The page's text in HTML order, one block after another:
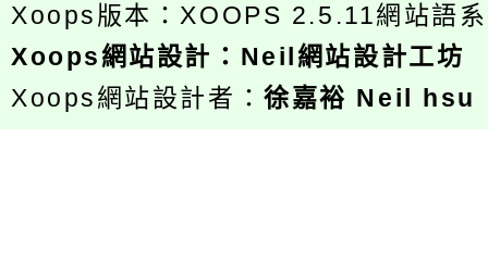
Xoops版本： XOOPS 2.5.11網站語
Xoops網站設計 ： Neil網站設計工坊
Xoops網站設計者：徐嘉裕 Neil hsu